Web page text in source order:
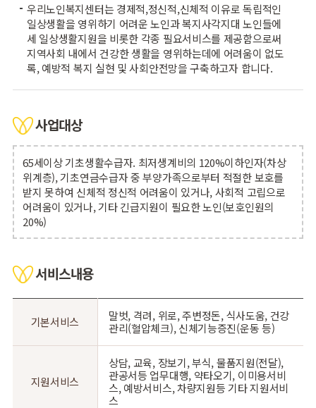
우리노인복지센터는 경제적,정신적,신체적 이유로 독립적인
일상생활을 영위하기 어려운 노인과 복지사각지대 노인들에
세 일상생활지원을 비롯한 각종 필요서비스를 제공함으로써
지역사회 내에서 건강한 생활을 영위하는데에 어려움이 없도
록, 예방적 복지 실현 및 사회안전망을 구축하고자 합니다.
사업대상
65세이상 기초생활수급자. 최저생계비의 120%이하인자(차상
위계층), 기초연금수급자 중 부양가족으로부터 적절한 보호를
받지 못하여 신체적 정신적 어려움이 있거나, 사회적 고립으로
어려움이 있거나, 기타 긴급지원이 필요한 노인(보호인원의
20%)
서비스내용
기본서비스
말벗, 격려, 위로, 주변정돈, 식사도움, 건강
관리(혈압체크), 신체기능증진(운동 등)
지원서비스
상담, 교육, 장보기, 부식, 물품지원(전달),
관공서등 업무대행, 약타오기, 이미용서비
스, 예방서비스, 차량지원등 기타 지원서비
스